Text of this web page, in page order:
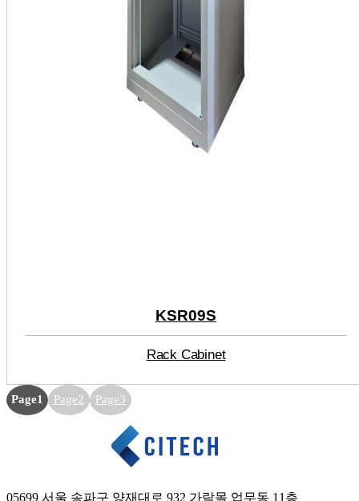
KSR09S
Rack Cabinet
Page1 Page2 Page3
05699 서울 송파구 양재대로 932 가락몰 업무동 11층